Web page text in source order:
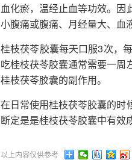
血化瘀，温经止血等功效。因
小腹痛或腹痛、月经量大、血
桂枝茯苓胶囊每天口服3次，
吃桂枝茯苓胶囊通常需要一
桂枝茯苓胶囊的副作用。
在日常使用桂枝茯苓胶囊的时
断定是是桂枝茯苓胶囊中有效
以上内容仅供参考